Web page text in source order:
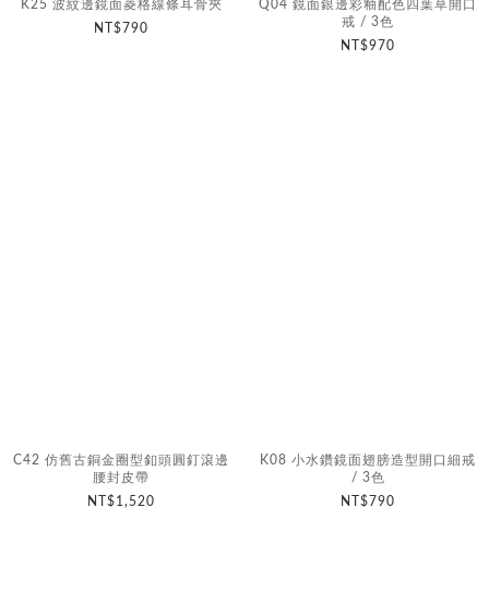
K25 波紋邊鏡面菱格線條耳骨夾
NT$790
Q04 鏡面銀邊彩釉配色四葉草開口
戒 / 3色
NT$970
C42 仿舊古銅金圈型釦頭圓釘滾邊
腰封皮帶
NT$1,520
K08 小水鑽鏡面翅膀造型開口細戒
/ 3色
NT$790